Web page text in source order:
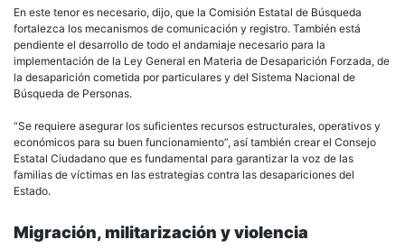
En este tenor es necesario, dijo, que la Comisión Estatal de Búsqueda
fortalezca los mecanismos de comunicación y registro. También está
pendiente el desarrollo de todo el andamiaje necesario para la
implementación de la Ley General en Materia de Desaparición Forzada, de
la desaparición cometida por particulares y del Sistema Nacional de
Búsqueda de Personas.
“Se requiere asegurar los suficientes recursos estructurales, operativos y
económicos para su buen funcionamiento”, así también crear el Consejo
Estatal Ciudadano que es fundamental para garantizar la voz de las
familias de víctimas en las estrategias contra las desapariciones del
Estado.
Migración, militarización y violencia